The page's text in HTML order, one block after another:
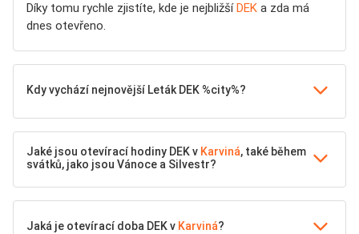
Díky tomu rychle zjistíte, kde je nejbližšíDEK a zda má
dnes otevřeno.
Kdy vychází nejnovější Leták DEK %city%?
Jaké jsou otevírací hodiny DEK v Karviná, také během
svátků, jako jsou Vánoce a Silvestr?
Jaká je otevírací doba DEK v Karviná?